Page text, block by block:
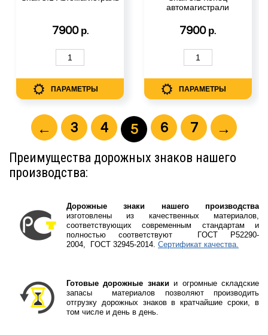
7900 р.
ПАРАМЕТРЫ
автомагистрали
7900 р.
ПАРАМЕТРЫ
← 3 4 5 6 7
→
Преимущества дорожных знаков нашего
производства:
Дорожные знаки нашего производства
изготовлены из качественных материалов,
соответствующих современным стандартам и
полностью соответствуют
ГOCT P52290-
2004, ГOCT 32945-2014. Сертификат качества.
Готовые дорожные знакии огромные складские
запасы материалов позволяют производить
отгрузку дорожных знаков в кратчайшие сроки, в
том числе и день в день.